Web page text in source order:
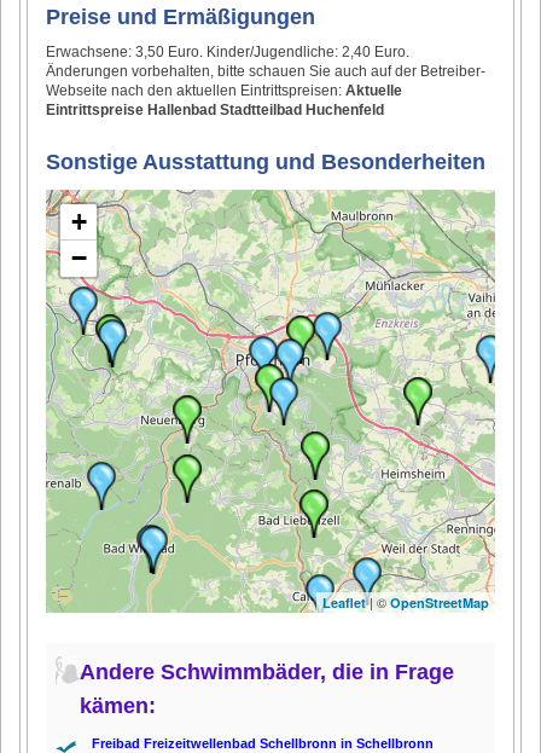
Preise und Ermäßigungen
Erwachsene: 3,50 Euro. Kinder/Jugendliche: 2,40 Euro.
Änderungen vorbehalten, bitte schauen Sie auch auf der Betreiber-
Webseite nach den aktuellen Eintrittspreisen:Aktuelle
Eintrittspreise Hallenbad Stadtteilbad Huchenfeld
Sonstige Ausstattung und Besonderheiten
+
−
Leaflet| © OpenStreetMap
Andere Schwimmbäder, die in Frage
kämen:
Freibad Freizeitwellenbad Schellbronn in Schellbronn